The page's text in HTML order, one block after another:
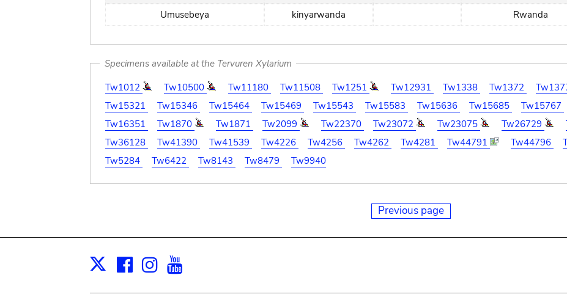
Umusebeya
kinyarwanda Rwanda
Specimens available at the Tervuren Xylarium
Tw1012
Tw10500 Tw11180 Tw11508 Tw1251 Tw12931 Tw1338 Tw1372
Tw15321
Tw15346 Tw15464 Tw15469 Tw15543 Tw15583 Tw15636 Tw15685 Tw15767
Tw16351
Tw1870 Tw1871 Tw2099 Tw22370 Tw23072 Tw23075 Tw26729
Tw36128
Tw41390 Tw41539 Tw4226 Tw4256 Tw4262 Tw4281 Tw44791 Tw44796
Tw5284
Tw6422 Tw8143 Tw8479 Tw9940
Previous page
X Facebook
Instagram